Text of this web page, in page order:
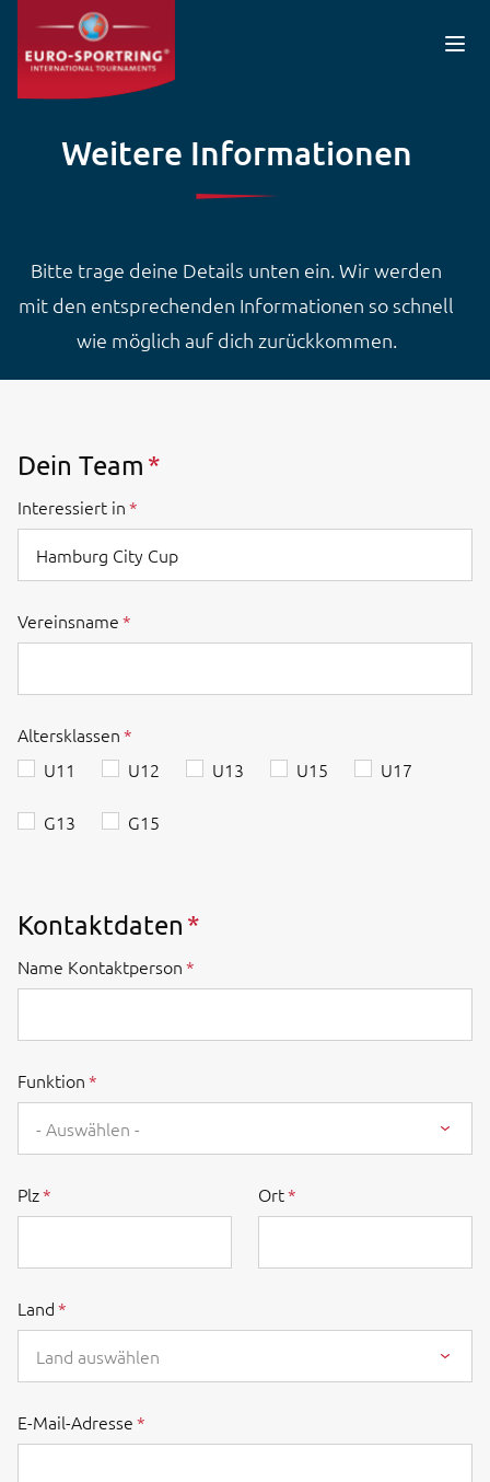
Direkt zum Inhalt
Weitere Informationen
Bitte trage deine Details unten ein. Wir werden
mit den entsprechenden Informationen so schnell
wie möglich auf dich zurückkommen.
Dein Team
Interessiert in
Vereinsname
Altersklassen
U11
U12 U13 U15 U17
G13 G15
Kontaktdaten
Name Kontaktperson
Funktion
- Auswählen -
Plz Ort
Land
Land auswählen
E-Mail-Adresse